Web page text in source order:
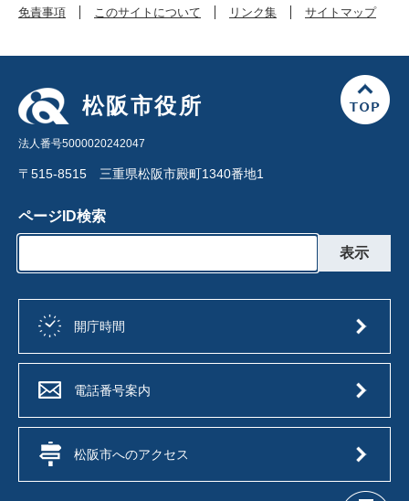
免責事項 このサイトについて リンク集 サイトマップ
松阪市役所
法人番号5000020242047
〒515-8515 三重県松阪市殿町1340番地1
ページID検索
開庁時間
電話番号案内
松阪市へのアクセス